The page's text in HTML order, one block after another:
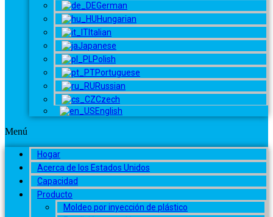
German
Hungarian
Italian
Japanese
Polish
Portuguese
Russian
Czech
English
Menú
Hogar
Acerca de los Estados Unidos
Capacidad
Producto
Moldeo por inyección de plástico